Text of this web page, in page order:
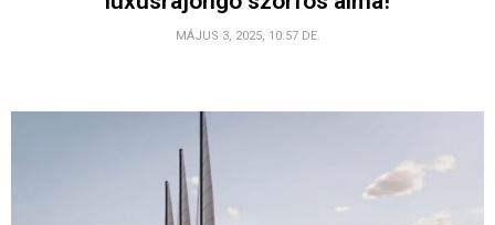
MÁJUS 3, 2025, 10:57 DE.